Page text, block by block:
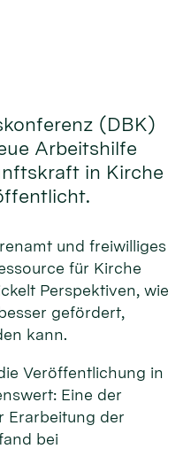
(DBK)
Arbeitshilfe
in Kirche
und freiwilliges
für Kirche
Perspektiven, wie
gefördert,
kann.
Veröffentlichung in
Eine der
Erarbeitung der
bei